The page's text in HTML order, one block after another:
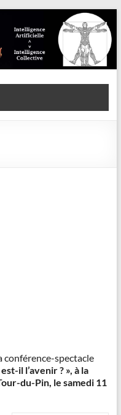
conférence-spectacle
il l’avenir ? », à la
du-Pin, le samedi 11